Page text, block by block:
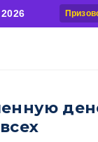
2026